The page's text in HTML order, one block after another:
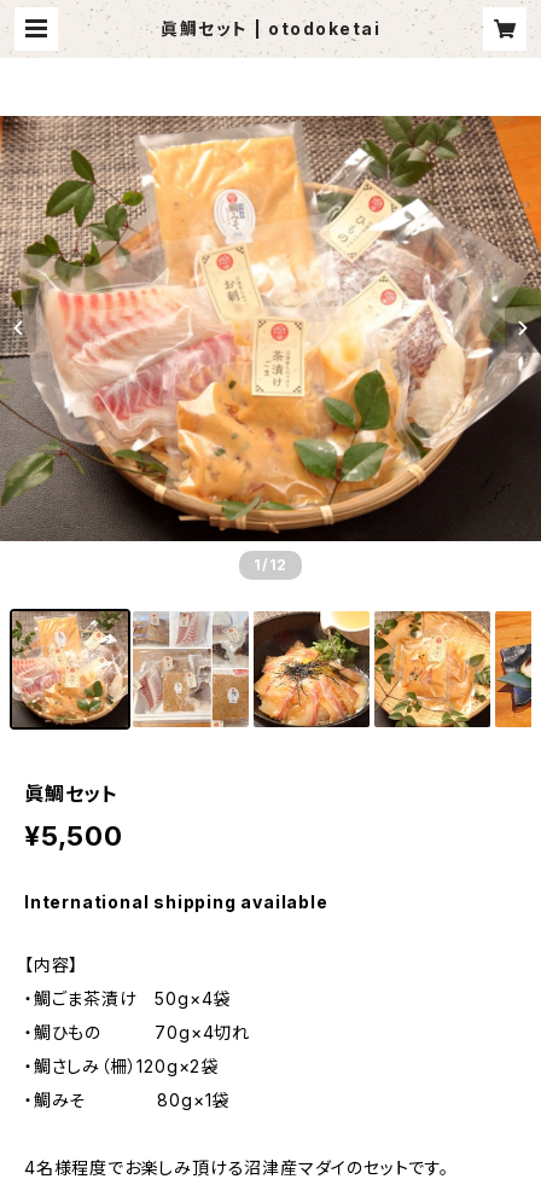
眞鯛セット | otodoketai
1 /12
眞鯛セット
¥5,500
International shipping available
【内容】
・鯛ごま茶漬け 50g×4袋
・鯛ひもの 70g×4切れ
・鯛さしみ（柵）120g×2袋
・鯛みそ 80g×1袋
4名様程度でお楽しみ頂ける沼津産マダイのセットです。